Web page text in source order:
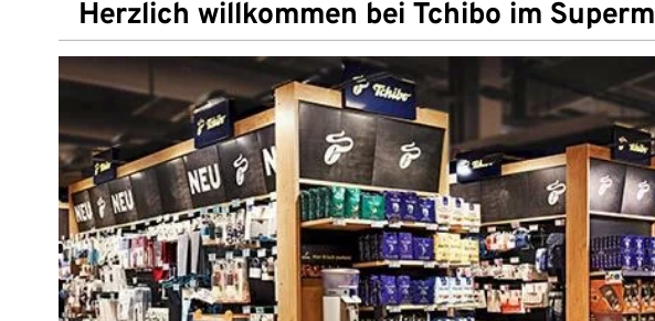
Herzlich willkommen bei Tchibo im